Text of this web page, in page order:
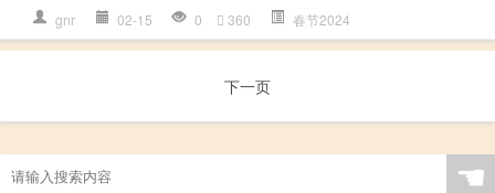
gnr 02-15 0 360 春节2024
下一页
☚